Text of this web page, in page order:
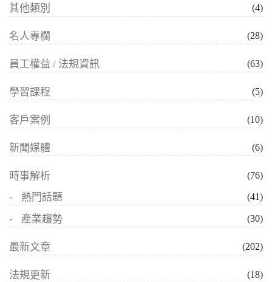
其他類別 (4)
名人專欄 (28)
員工權益 / 法規資訊 (63)
學習課程 (5)
客戶案例 (10)
新聞媒體 (6)
時事解析 (76)
熱門話題 (41)
產業趨勢 (30)
最新文章 (202)
法規更新 (18)